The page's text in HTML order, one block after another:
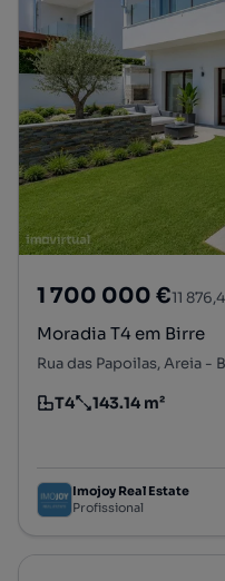
1 700 000 €11
Moradia T4 em Birre
Tipologia
T4
Preço por metro
143.14 m²
Imojoy Real Estate
Profissional